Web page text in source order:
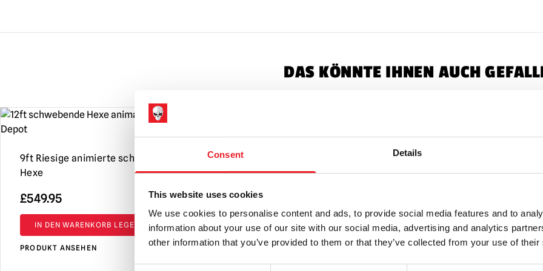
Consent Details
This website uses cookies
We use cookies to personalise content and ads, to provide social media features and to
information about your use of our site with our social media, advertising and analytics
other information that you’ve provided to them or that they’ve collected from your use of
Gebrauch
können. Seien Sie
schwere Lasten
SpeicherWenn
DAS KÖNNTE IHNEN AUCH
9ft Riesige animierte schwebende
Hexe
£549.95
IN DEN WARENKORB LEGEN
PRODUKT ANSEHEN